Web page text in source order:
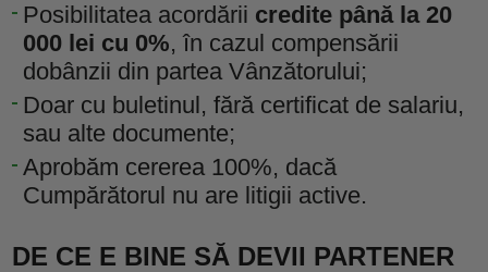
Posibilitatea acordării credite până la 20
000 lei cu 0%, în cazul compensării
dobânzii din partea Vânzătorului;
Doar cu buletinul, fără certificat de salariu,
sau alte documente;
Aprobăm cererea 100%, dacă
Cumpărătorul nu are litigii active.
DE CE E BINE SĂ DEVII PARTENER